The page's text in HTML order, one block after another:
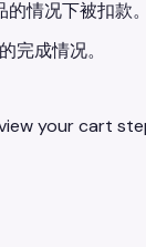
情况下被扣款。
完成情况。